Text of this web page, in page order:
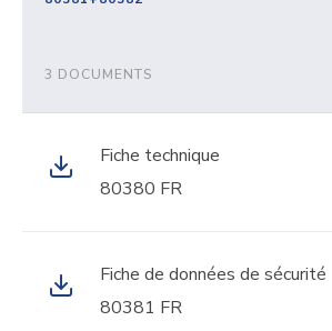
3 DOCUMENTS
Fiche technique
80380 FR
Fiche de données de sécurité
80381 FR